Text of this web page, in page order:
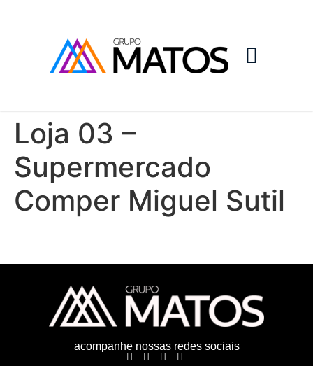
Loja 03 –
Supermercado
Comper Miguel Sutil
acompanhe nossas redes sociais